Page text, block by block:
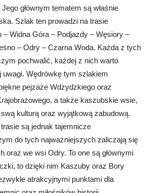
Jego głównym tematem są właśnie
Szlak ten prowadzi na trasie
– Widna Góra – Podjazdy – Węsiory –
– Odry – Czarna Woda. Każda z tych
pochwalić, każdej z nich warto
uwagi. Wędrówkę tym szlakiem
pejzaże Wdzydzkiego oraz
a także kaszubskie wsie,
kulturą oraz wyjątkową zabudową.
są jednak tajemnicze
do tych najważniejszych zaliczają się
oraz we wsi Odry. To one są głównymi
to dzięki nim Kaszuby oraz Bory
atrakcyjnymi punktami dla